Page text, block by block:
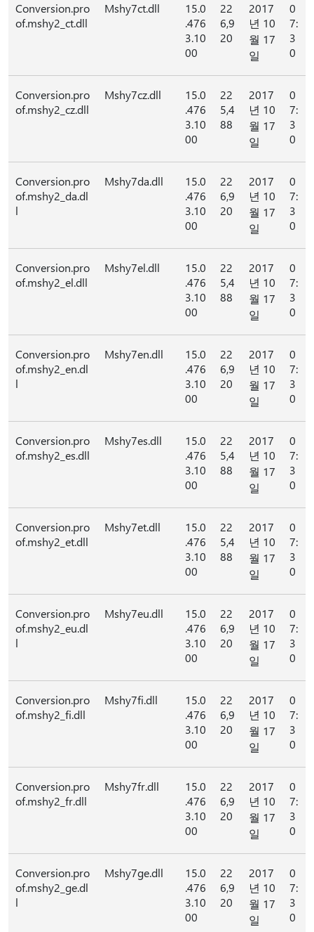
Conversion.pro
of.mshy2_ct.dll
Mshy7ct.dll
15.0
.476
3.10
00
22
6,9
20
2017
년 10
월 17
일
0
7:
3
0
Conversion.pro
of.mshy2_cz.dll
Mshy7cz.dll
15.0
.476
3.10
00
22
5,4
88
2017
년 10
월 17
일
0
7:
3
0
Conversion.pro
of.mshy2_da.dl
l
Mshy7da.dll
15.0
.476
3.10
00
22
6,9
20
2017
년 10
월 17
일
0
7:
3
0
Conversion.pro
of.mshy2_el.dll
Mshy7el.dll
15.0
.476
3.10
00
22
5,4
88
2017
년 10
월 17
일
0
7:
3
0
Conversion.pro
of.mshy2_en.dl
l
Mshy7en.dll
15.0
.476
3.10
00
22
6,9
20
2017
년 10
월 17
일
0
7:
3
0
Conversion.pro
of.mshy2_es.dll
Mshy7es.dll
15.0
.476
3.10
00
22
5,4
88
2017
년 10
월 17
일
0
7:
3
0
Conversion.pro
of.mshy2_et.dll
Mshy7et.dll
15.0
.476
3.10
00
22
5,4
88
2017
년 10
월 17
일
0
7:
3
0
Conversion.pro
of.mshy2_eu.dl
l
Mshy7eu.dll
15.0
.476
3.10
00
22
6,9
20
2017
년 10
월 17
일
0
7:
3
0
Conversion.pro
of.mshy2_fi.dll
Mshy7fi.dll
15.0
.476
3.10
00
22
6,9
20
2017
년 10
월 17
일
0
7:
3
0
Conversion.pro
of.mshy2_fr.dll
Mshy7fr.dll
15.0
.476
3.10
00
22
6,9
20
2017
년 10
월 17
일
0
7:
3
0
Conversion.pro
of.mshy2_ge.dl
l
Mshy7ge.dll
15.0
.476
3.10
00
22
6,9
20
2017
년 10
월 17
일
0
7:
3
0